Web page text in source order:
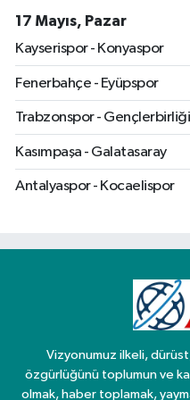
17 Mayıs, Pazar
Kayserispor - Konyaspor
Fenerbahçe - Eyüpspor
Trabzonspor - Gençlerbirliği
Kasımpaşa - Galatasaray
Antalyaspor - Kocaelispor
Vizyonumuz ilkeli,
özgürlüğünü toplumun ve
olmak, haber toplamak,